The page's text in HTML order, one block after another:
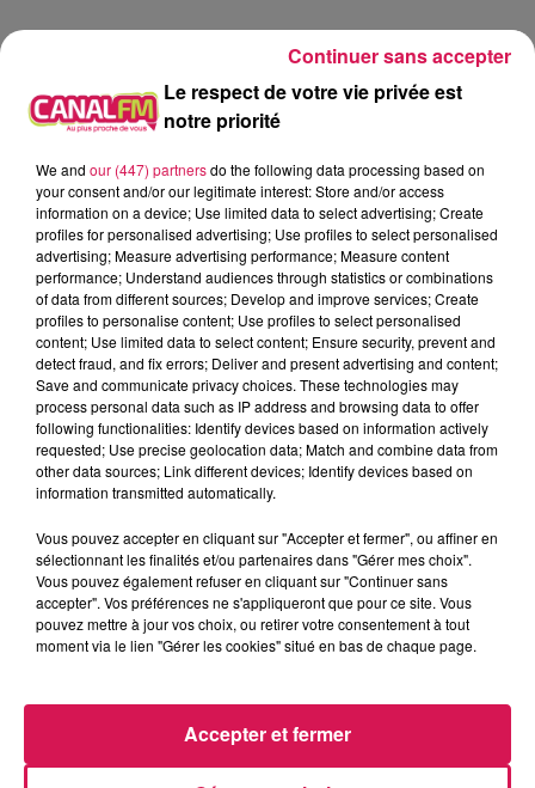
Réveil Canal FM
Angy Mayeux
28.05.2026 - La chanson artificielle, le temps d'une
soirée
0:00 3 min 20 sec
28 mai 2026 - 3 min 20 sec
28.05.2026 - LA CHANSON ARTIFICIELLE, LE
TEMPS D'UNE SOIRÉE
Revivez les meilleurs moments du Réveil de Canal FM
Le respect de votre vie privée est
notre priorité
We and our (447) partnersdo the following data processing based on
your consent and/or our legitimate interest: Store and/or access
information on a device; Use limited data to select advertising; Create
profiles for personalised advertising; Use profiles to select personalised
advertising; Measure advertising performance; Measure content
performance; Understand audiences through statistics or combinations
of data from different sources; Develop and improve services; Create
profiles to personalise content; Use profiles to select personalised
content; Use limited data to select content; Ensure security, prevent and
detect fraud, and fix errors; Deliver and present advertising and content;
Save and communicate privacy choices. These technologies may
process personal data such as IP address and browsing data to offer
following functionalities: Identify devices based on information actively
requested; Use precise geolocation data; Match and combine data from
other data sources; Link different devices; Identify devices based on
information transmitted automatically.
Vous pouvez accepter en cliquant sur "Accepter et fermer", ou affiner en
sélectionnant les finalités et/ou partenaires dans "Gérer mes choix".
Vous pouvez également refuser en cliquant sur "Continuer sans
accepter". Vos préférences ne s'appliqueront que pour ce site. Vous
pouvez mettre à jour vos choix, ou retirer votre consentement à tout
moment via le lien "Gérer les cookies" situé en bas de chaque page.
Accepter et fermer
Continuer sans accepter